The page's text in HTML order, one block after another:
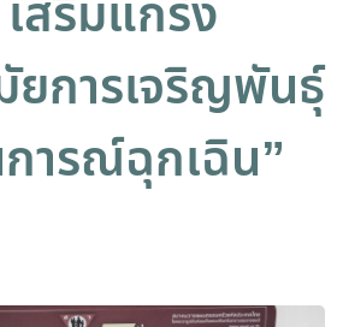
สริมแกร่ง
ยการเจริญพันธุ์
ารณ์ฉุกเฉิน”